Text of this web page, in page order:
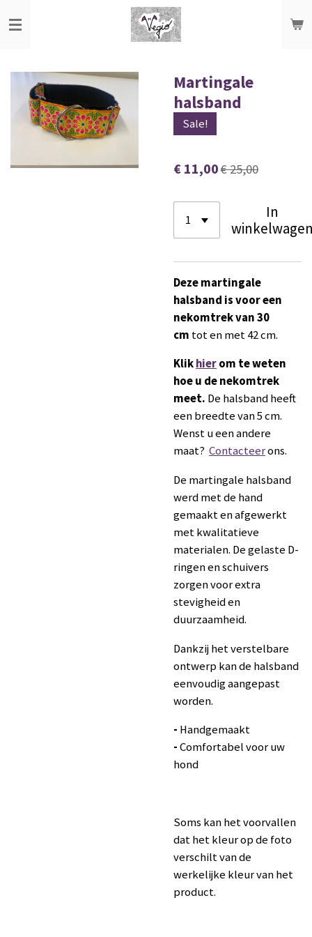
direct
hoofdinhoud
Martingale
halsband
Sale!
€ 11,00€ 25,00
In
Deze martingale
halsband is voor een
nekomtrek van 30
cm tot en met 42 cm.
Klikhierom te weten
hoe u de nekomtrek
meet. De halsband heeft
een breedte van 5 cm.
Wenst u een andere
maat? Contacteerons.
De martingale halsband
werd met de hand
gemaakt en afgewerkt
met kwalitatieve
materialen. De gelaste D-
ringen en schuivers
zorgen voor extra
stevigheid en
duurzaamheid.
Dankzij het verstelbare
ontwerp kan de halsband
eenvoudig aangepast
worden.
- Handgemaakt
-Comfortabel voor uw
hond
Soms kan het voorvallen
dat het kleur op de foto
verschilt van de
werkelijke kleur van het
product.